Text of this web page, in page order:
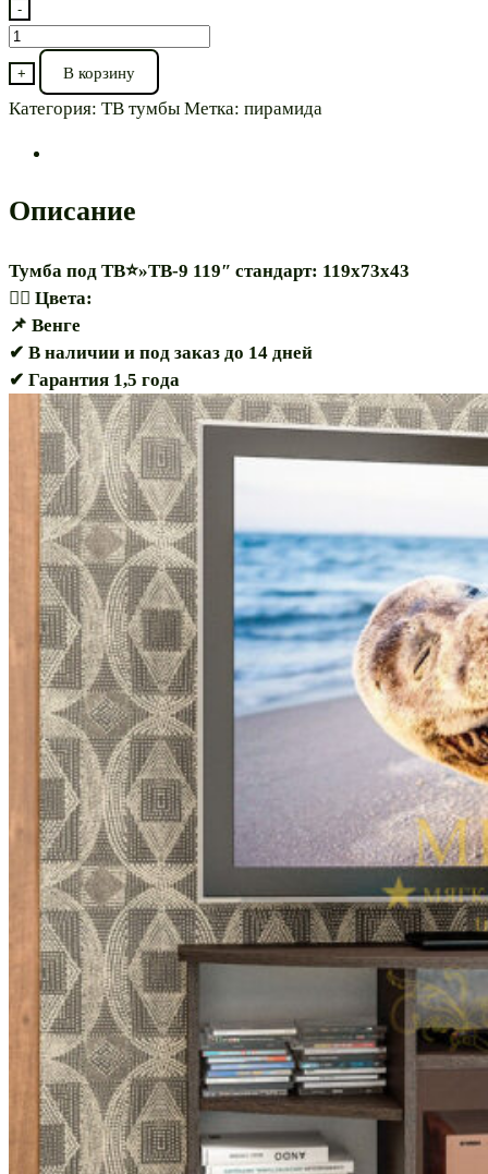
-
Количество
товара
Тумба
под
+ В корзину
Категория: ТВ тумбы Метка: пирамида
Описание
Тумба под ТВ⭐»ТВ-9 119″ стандарт: 119х73х43
🏳️‍🌈 Цвета:
📌 Венге
✔ В наличии и под заказ до 14 дней
✔ Гарантия 1,5 года